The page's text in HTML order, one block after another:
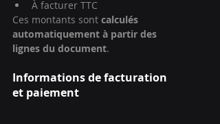
À facturer TTC
Ces montants sont calculés
automatiquement à partir des
lignes du document.
Informations de facturation
et paiement